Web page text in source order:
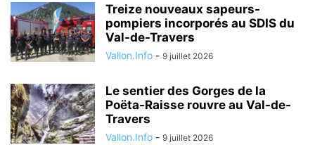
Treize nouveaux sapeurs-
pompiers incorporés au SDIS du
Val-de-Travers
Vallon.Info - 9 juillet 2026
Le sentier des Gorges de la
Poëta-Raisse rouvre au Val-de-
Travers
Vallon.Info - 9 juillet 2026